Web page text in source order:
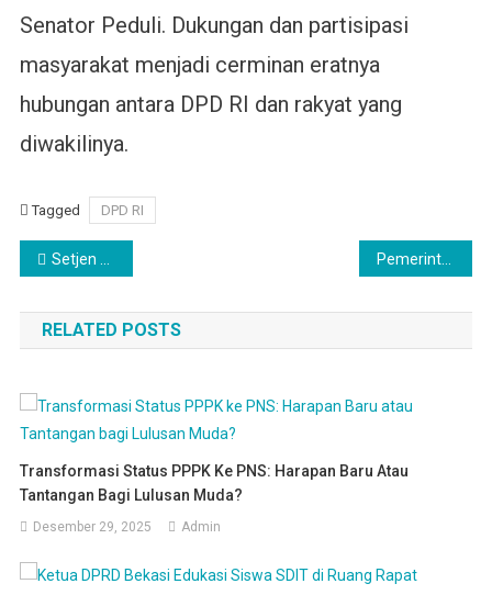
Senator Peduli. Dukungan dan partisipasi
masyarakat menjadi cerminan eratnya
hubungan antara DPD RI dan rakyat yang
diwakilinya.
Tagged DPD RI
Navigasi
pos
Setjen DPD RI Musnahkan Arsip Inaktif Tahun 2025
RELATED POSTS
Transformasi Status PPPK Ke PNS: Harapan Baru Atau
Tantangan Bagi Lulusan Muda?
Desember 29, 2025 Admin